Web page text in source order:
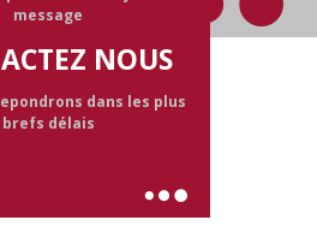
message
NOUS
dans les plus
brefs délais